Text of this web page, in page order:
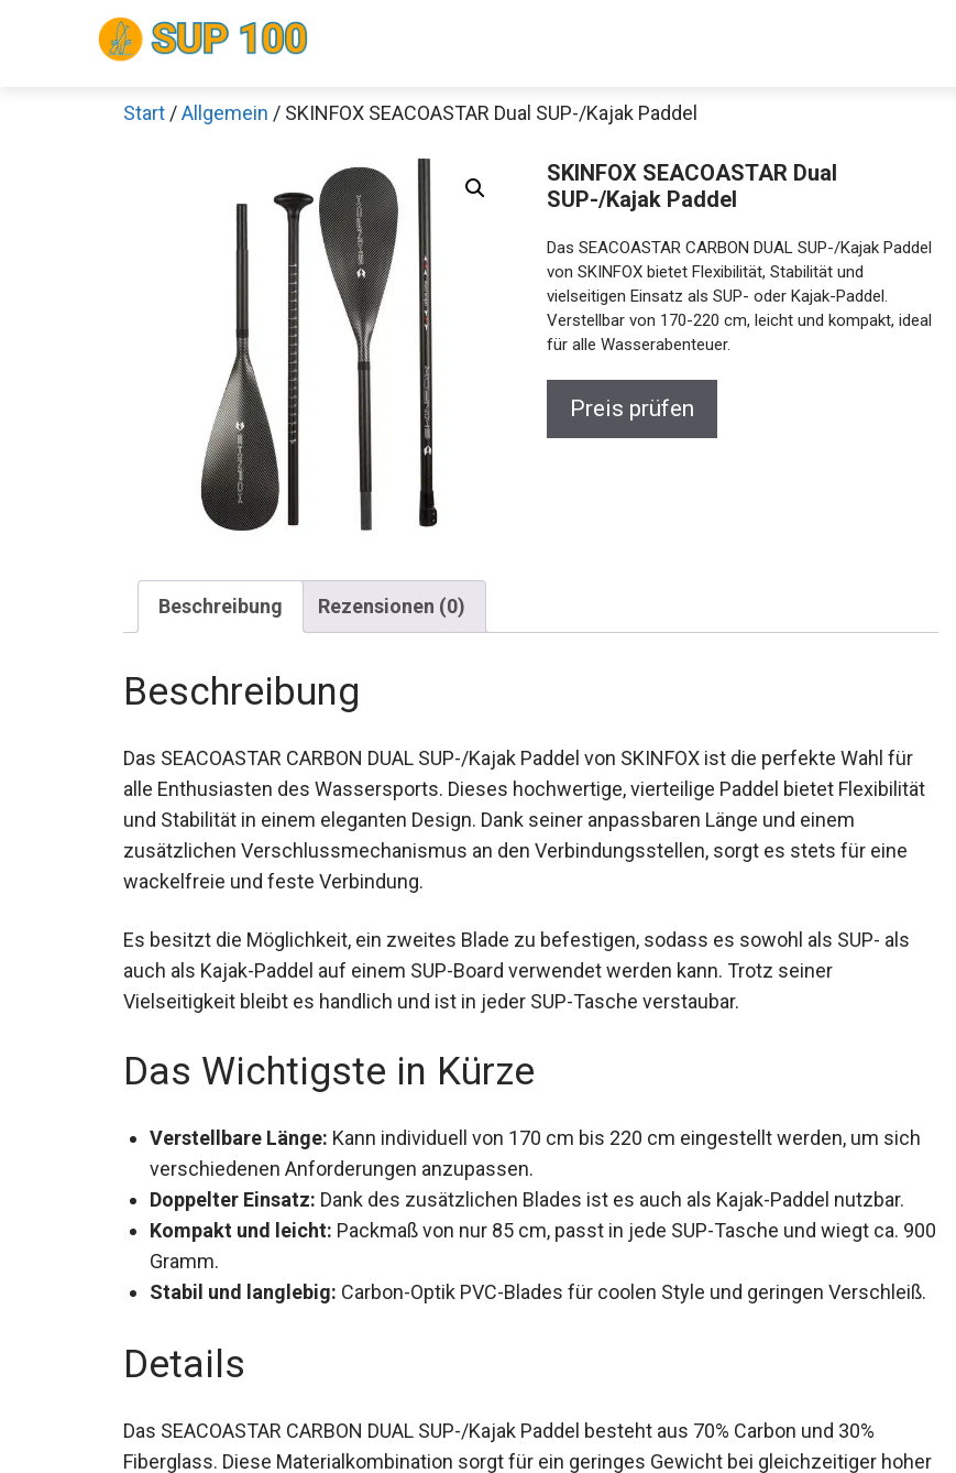
Start /Allgemein / SKINFOX SEACOASTAR Dual SUP-/Kajak Paddel
SKINFOX SEACOASTAR Dual
SUP-/Kajak Paddel
Das SEACOASTAR CARBON DUAL SUP-/Kajak Paddel
von SKINFOX bietet Flexibilität, Stabilität und
vielseitigen Einsatz als SUP- oder Kajak-Paddel.
Verstellbar von 170-220 cm, leicht und kompakt, ideal
für alle Wasserabenteuer.
Preis prüfen
Beschreibung Rezensionen (0)
Beschreibung
Das SEACOASTAR CARBON DUAL SUP-/Kajak Paddel von SKINFOX ist die perfekte Wahl für
alle Enthusiasten des Wassersports. Dieses hochwertige, vierteilige Paddel bietet Flexibilität
und Stabilität in einem eleganten Design. Dank seiner anpassbaren Länge und einem
zusätzlichen Verschlussmechanismus an den Verbindungsstellen, sorgt es stets für eine
wackelfreie und feste Verbindung.
Es besitzt die Möglichkeit, ein zweites Blade zu befestigen, sodass es sowohl als SUP- als
auch als Kajak-Paddel auf einem SUP-Board verwendet werden kann. Trotz seiner
Vielseitigkeit bleibt es handlich und ist in jeder SUP-Tasche verstaubar.
Das Wichtigste in Kürze
Verstellbare Länge: Kann individuell von 170 cm bis 220 cm eingestellt werden, um sich
verschiedenen Anforderungen anzupassen.
Doppelter Einsatz: Dank des zusätzlichen Blades ist es auch als Kajak-Paddel nutzbar.
Kompakt und leicht: Packmaß von nur 85 cm, passt in jede SUP-Tasche und wiegt ca.
900 Gramm.
Stabil und langlebig: Carbon-Optik PVC-Blades für coolen Style und geringen Verschleiß.
Details
Das SEACOASTAR CARBON DUAL SUP-/Kajak Paddel besteht aus 70% Carbon und 30%
Fiberglass. Diese Materialkombination sorgt für ein geringes Gewicht bei gleichzeitiger
Decathlon Sale
Schaue dir jetzt die meistverkauften Produkte im Sale bei
Jetzt anschauen